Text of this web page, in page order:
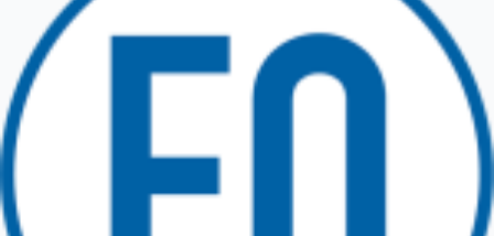
TARCENTO
GEMONA DEL FRIULI